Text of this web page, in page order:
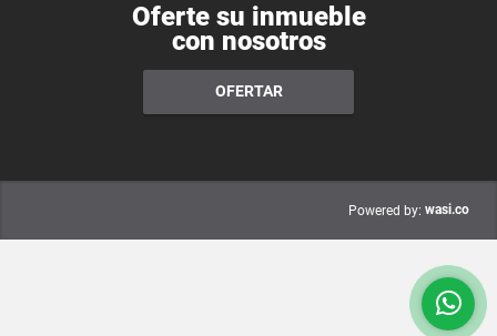
Oferte su inmueble
con nosotros
OFERTAR
Powered by: wasi.co